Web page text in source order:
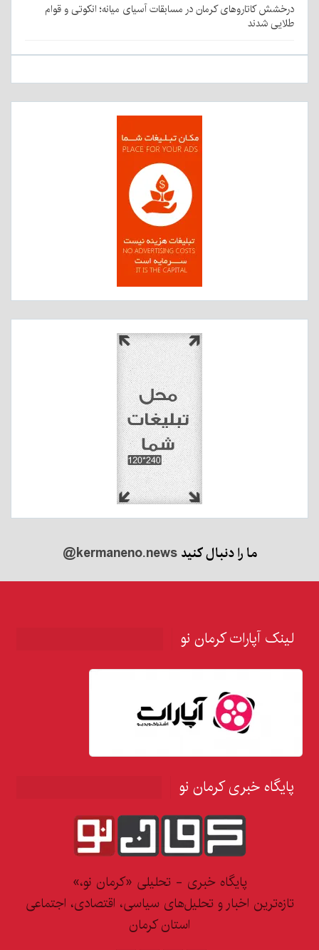
درخشش کاتاروهای کرمان در مسابقات آسیای میانه؛ انکوتی و قوام
طلایی شدند
ما را دنبال کنید@kermaneno.news
لینک آپارات کرمان نو
پایگاه خبری کرمان نو
پایگاه خبری - تحلیلی «کرمان نو،»
تازه‌ترین اخبار و تحلیل‌های سیاسی، اقتصادی، اجتماعی
استان کرمان